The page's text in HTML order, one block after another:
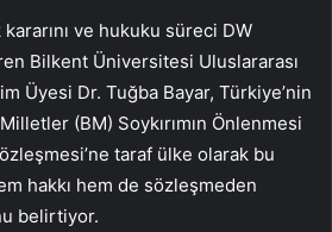
ve hukuku süreci DW
Bilkent Üniversitesi Uluslararası
Üyesi Dr. Tuğba Bayar, Türkiye’nin
(BM) Soykırımın Önlenmesi
taraf ülke olarak bu
hakkı hem de sözleşmeden
belirtiyor.